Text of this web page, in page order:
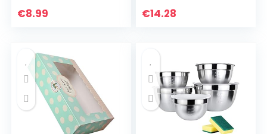
Cake Pick
€8.99 €14.28